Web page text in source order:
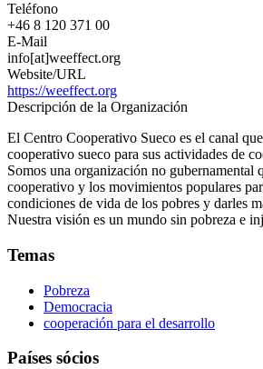
Teléfono
+46 8 120 371 00
E-Mail
info[at]weeffect.org
Website/URL
https://weeffect.org
Descripción de la Organización
El Centro Cooperativo Sueco es el canal
cooperativo sueco para sus actividades de
Somos una organización no gubernamental
cooperativo y los movimientos populares
condiciones de vida de los pobres y darles
Nuestra visión es un mundo sin pobreza e
Temas
Pobreza
Democracia
cooperación para el desarrollo
Países sócios